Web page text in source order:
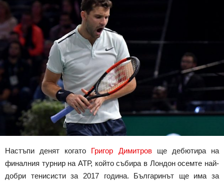
Настъпи денят когато Григор Димитровще дебютира на
финалния турнир на АТР, който събира в Лондон осемте най-
добри тенисисти за 2017 година. Българинът ще има за